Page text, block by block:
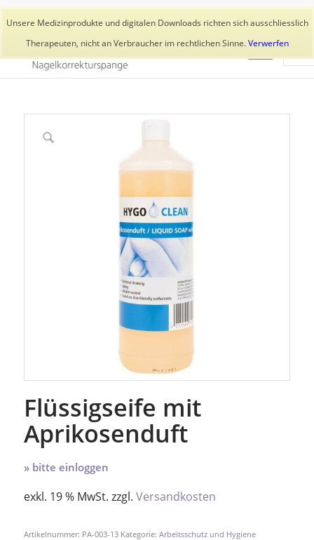
Unsere Medizinprodukte und digitalen Downloads richten sich ausschliesslich
Therapeuten, nicht an Verbraucher im rechtlichen Sinne.Verwerfen
Aktuelles Trainer 👥 Kundenkonto
Flüssigseife mit
Aprikosenduft
» bitte einloggen
exkl. 19 % MwSt. zzgl. Versandkosten
Artikelnummer: PA-003-13 Kategorie: Arbeitsschutz und Hygiene